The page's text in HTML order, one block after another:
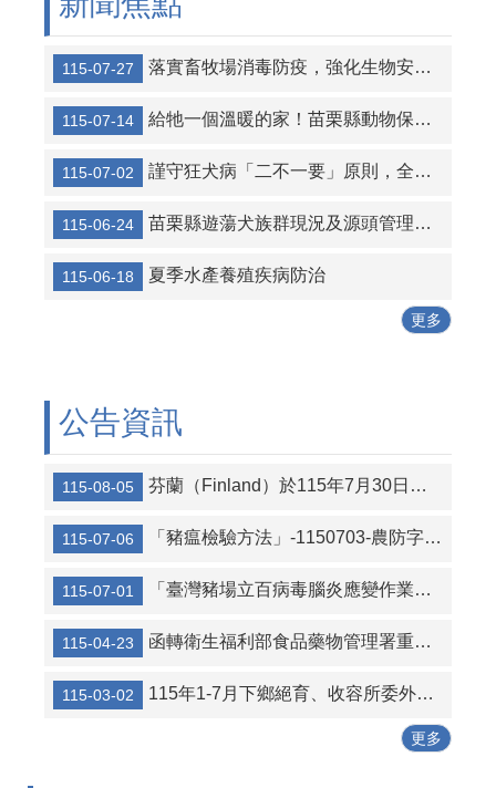
114-12-30 115年犬貓絕育補助款申請證明書
115-06-12 公告6/15-6/21暫停動物管制捕捉業務，緊急動物保護救援案件仍持續受理。
115-07-27 落實畜牧場消毒防疫，強化生物安全降低疫病風險
115-07-14 給牠一個溫暖的家！苗栗縣動物保護教育園區推多元福利邀您「以認養代替購買」。
115-07-02 謹守狂犬病「二不一要」原則，全民一起做防疫
115-06-24 苗栗縣遊蕩犬族群現況及源頭管理執行方針
115-06-18 夏季水產養殖疾病防治
更多
公告資訊
115-08-05 芬蘭（Finland）於115年7月30日首次於野豬檢出非洲豬瘟（ASF）陽性案例
115-07-06 「豬瘟檢驗方法」-1150703-農防字第1151838274A號
115-07-01 「臺灣豬場立百病毒腦炎應變作業指引」
115-04-23 函轉衛生福利部食品藥物管理署重申人用藥品轉供犬、貓及非經濟動物治療使用事宜詳如附件。
115-03-02 115年1-7月下鄉絕育、收容所委外絕育及絕育補助統計表
更多